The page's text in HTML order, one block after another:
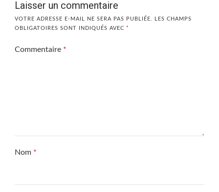
Laisser un commentaire
VOTRE ADRESSE E-MAIL NE SERA PAS PUBLIÉE.
LES CHAMPS
OBLIGATOIRES SONT INDIQUÉS AVEC *
Commentaire *
Nom *